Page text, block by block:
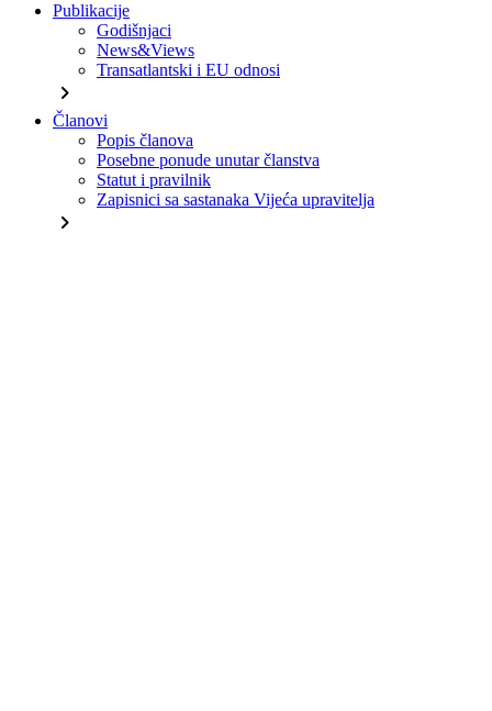
Publikacije
Godišnjaci
News&Views
Transatlantski i EU odnosi
chevron_right
Članovi
Popis članova
Posebne ponude unutar članstva
Statut i pravilnik
Zapisnici sa sastanaka Vijeća upravitelja
chevron_right